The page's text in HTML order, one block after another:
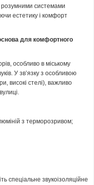
розумними системами
естетику і комфорт
для комфортного
особливо в міському
У зв’язку з особливою
високі стелі), важливо
з терморозривом;
спеціальне звукоізоляційне